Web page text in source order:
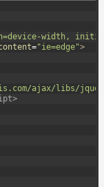
width,
="ie=edge">
ajax/libs/